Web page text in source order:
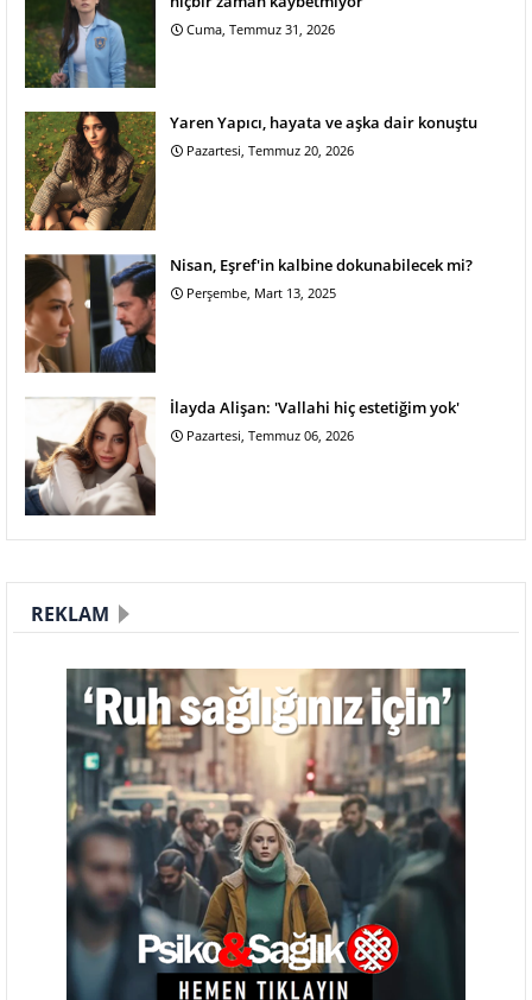
Cuma, Temmuz 31, 2026
Yaren Yapıcı, hayata ve aşka dair konuştu
Pazartesi, Temmuz 20, 2026
Nisan, Eşref'in kalbine dokunabilecek mi?
Perşembe, Mart 13, 2025
İlayda Alişan: 'Vallahi hiç estetiğim yok'
Pazartesi, Temmuz 06, 2026
REKLAM